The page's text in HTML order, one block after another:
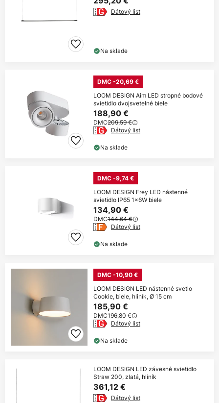
Dátový list
Na sklade
DMC -20,69 €
LOOM DESIGN Aim LED stropné bodové
svietidlo dvojsvetelné biele
188,90 €
DMC209,59 €
Dátový list
Na sklade
DMC -9,74 €
LOOM DESIGN Frey LED nástenné
svietidlo IP65 1x6W biele
134,90 €
DMC144,64 €
Dátový list
Na sklade
DMC -10,90 €
LOOM DESIGN LED nástenné svetlo
Cookie, biele, hliník, Ø 15 cm
185,90 €
DMC196,80 €
Dátový list
Na sklade
LOOM DESIGN LED závesné svietidlo
Straw 200, zlatá, hliník
361,12 €
Dátový list